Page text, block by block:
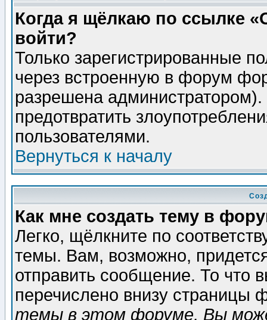
Когда я щёлкаю по ссылке
войти?
Только зарегистрированные
через встроенную в форум
разрешена
предотвратить
пользователями.
Вернуться к началу
Как мне создать тему в
Легко, щёлкните по
темы. Вам, возможно,
отправить сообщение. То что
перечислено внизу страницы
темы в этом форуме, Вы